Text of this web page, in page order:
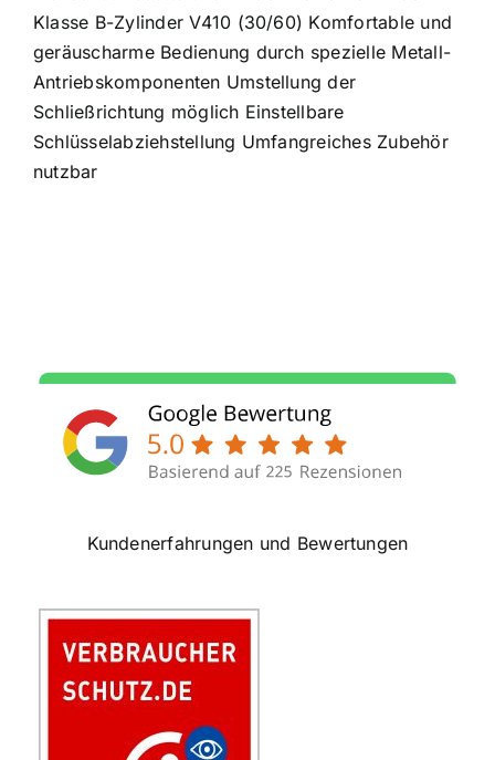
Klasse B-Zylinder V410 (30/60) Komfortable und
geräuscharme Bedienung durch spezielle Metall-
Antriebskomponenten Umstellung der
Schließrichtung möglich Einstellbare
Schlüsselabziehstellung Umfangreiches Zubehör
nutzbar
Kundenerfahrungen und Bewertungen